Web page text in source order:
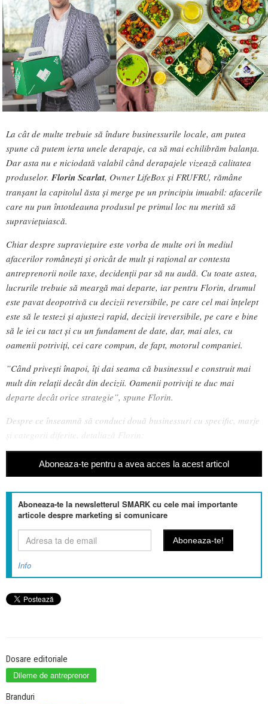
La cât de multe trebuie să îndure businessurile locale, am putea
spune că putem ierta unele derapaje, ca să mai echilibrăm balanța.
Dar asta nu e niciodată valabil când derapajele vizează calitatea
produselor. Florin Scarlat, Owner LifeBox și FRUFRU, rămâne
tranșant la capitolul ăsta și merge pe un principiu imuabil: afacerile
care nu pun întotdeauna produsul pe primul loc nu merită să
supraviețuiască.
Chiar despre supraviețuire este vorba de multe ori în mediul
afacerilor românești și oricât de mult și rațional ar contesta
antreprenorii noile taxe, decidenții par să nu audă. Cu toate astea,
lucrurile trebuie să meargă mai departe, iar pentru Florin, drumul
este pavat deopotrivă cu decizii reversibile, pe care cel mai înțelept
este să le testezi și ajustezi rapid, decizii ireversibile, pe care e bine
să le iei cu tact și cu un fundament de date, dar, mai ales, cu
oamenii potriviți, cei care compun, de fapt, motorul companiei.
”Când privești înapoi, îți dai seama că businessul e construit mai
mult din relații decât din decizii. Oamenii potriviți te duc mai
departe decât orice strategie”, spune Florin.
Despre ce înseamnă să conduci două businessuri cu specific, marje
și categorii diferite, detaliază Florin:
Aboneaza-te pentru a avea acces la acest articol
Aboneaza-te la newsletterul SMARK cu cele mai importante
articole despre marketing si comunicare
Info
Dosare editoriale
Dileme de antreprenor
Branduri